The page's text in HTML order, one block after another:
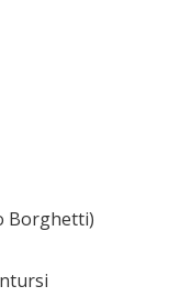
Borghetti)